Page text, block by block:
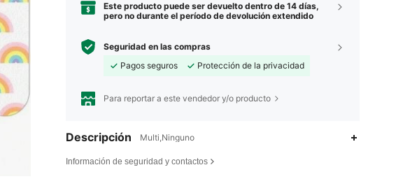
Este producto puede ser devuelto dentro de 14 días,
pero no durante el período de devolución extendido
Seguridad en las compras
Pagos seguros
Protección de la privacidad
Para reportar a este vendedor y/o producto
Descripción Multi,Ninguno
Información de seguridad y contactos